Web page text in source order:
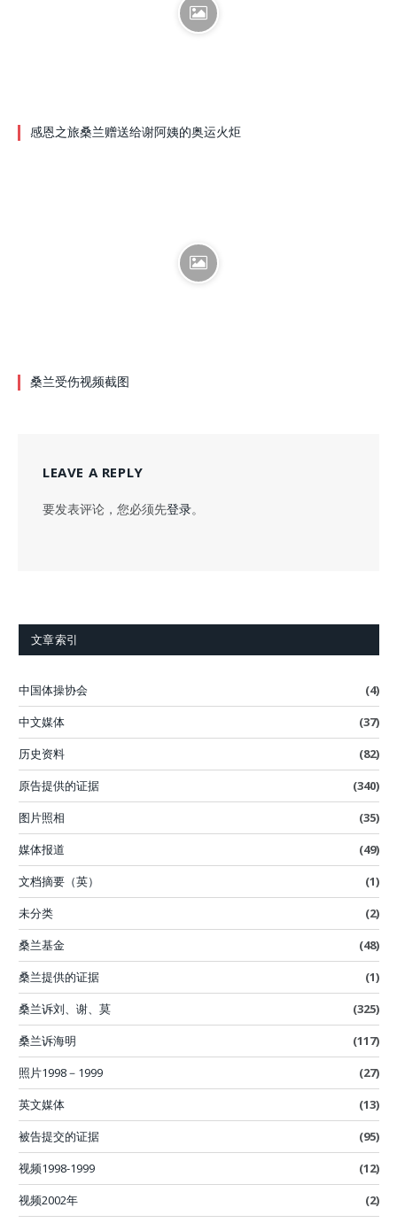
感恩之旅桑兰赠送给谢阿姨的奥运火炬
桑兰受伤视频截图
LEAVE A REPLY
要发表评论，您必须先登录。
文章索引
中国体操协会
(4)
中文媒体
(37)
历史资料
(82)
原告提供的证据
(340)
图片照相
(35)
媒体报道
(49)
文档摘要（英）
(1)
未分类
(2)
桑兰基金
(48)
桑兰提供的证据
(1)
桑兰诉刘、谢、莫
(325)
桑兰诉海明
(117)
照片1998－1999
(27)
英文媒体
(13)
被告提交的证据
(95)
视频1998-1999
(12)
视频2002年
(2)